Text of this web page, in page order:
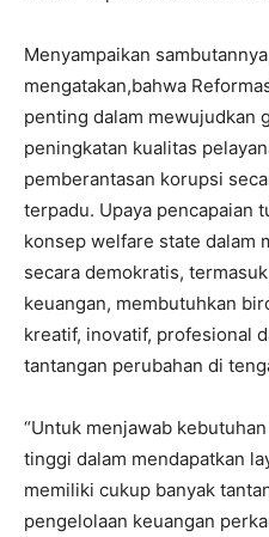
Menyampaikan
mengatakan,bahwa
penting dalam mewujudkan
peningkatan kualitas
pemberantasan korupsi
terpadu. Upaya pencapaian
konsep welfare state dalam
secara demokratis,
keuangan, membutuhkan
kreatif, inovatif, profesional
tantangan perubahan di
“Untuk menjawab
tinggi dalam mendapatkan
memiliki cukup banyak
pengelolaan keuangan